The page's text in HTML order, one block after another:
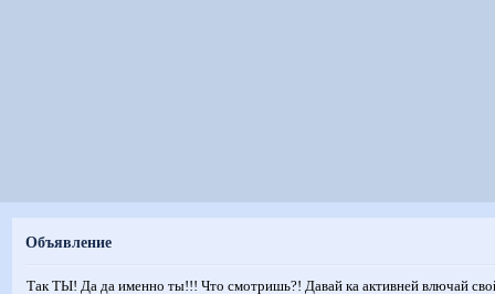
Объявление
Так ТЫ! Да да именно ты!!! Что смотришь?! Давай ка активней влючай